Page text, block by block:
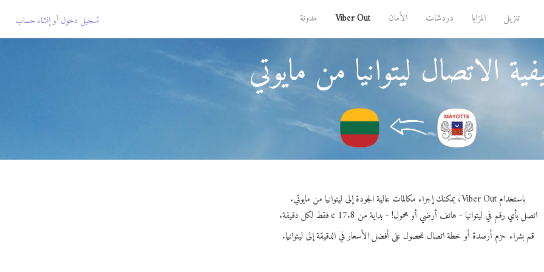
تنزيل المزايا دردشات الأمان Viber Out مدونة تسجيل دخول أوإنشاء حساب
الاتصال ليتوانيا من مايوتي
باستخدام Viber Out، يمكنك إجراء مكالمات عالية الجودة إلى ليتوانيا من مايوتي.
اتصل بأي رقم في ليتوانيا - هاتف أرضي أو محمول! - بداية من 17.8 ¢ فقط لكل دقيقة.
قم بشراء حزم أرصدة أو خطة اتصال للحصول على أفضل الأسعار في الدقيقة إلى ليتوانيا.